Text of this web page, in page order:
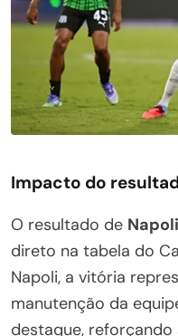
Impacto do
O resultado de
direto na tabela do
Napoli, a vitória
manutenção da
destaque, reforçando